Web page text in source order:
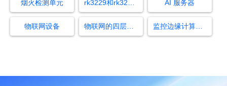
烟火检测单元 rk3229和rk3288哪个好 AI 服务器
物联网设备 物联网的四层架构及其作用 监控边缘计算盒子有哪些品牌